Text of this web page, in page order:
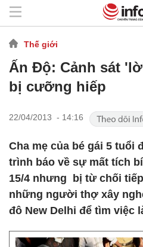
Thế giới
Ấn Độ: Cảnh sát
bị cưỡng hiếp
22/04/2013 - 14:16
Cha mẹ của bé gái 5 tuổi
trình báo về sự mất tích
15/4 nhưng bị từ chối
những người thợ xây
đô New Delhi để tìm việc